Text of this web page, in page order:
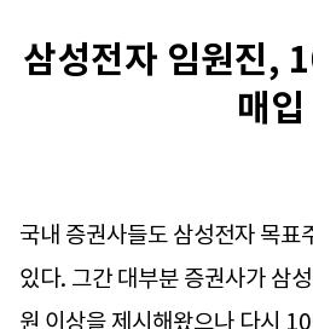
삼성전자 임원진,
매입
국내 증권사들도 삼성전자 목표
있다. 그간 대부분 증권사가 삼
원 이상을 제시해왔으나 다시